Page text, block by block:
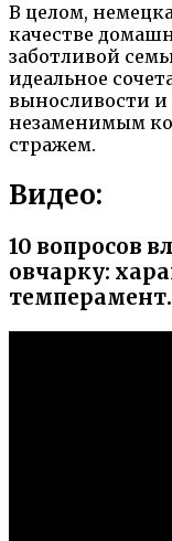
В целом,
качестве
заботливой
идеальное
выносливости и
незаменимым
стражем.
Видео:
10 вопросов
овчарку:
темперамент.